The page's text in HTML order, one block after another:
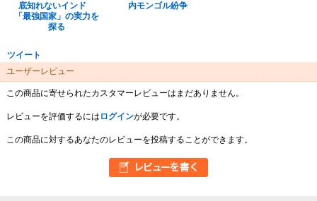
底知れないインド
「最強国家」の実力を
探る
内モンゴル紛争
ツイート
ユーザーレビュー
この商品に寄せられたカスタマーレビューはまだありません。
レビューを評価するには ログインが必要です。
この商品に対するあなたのレビューを投稿することができます。